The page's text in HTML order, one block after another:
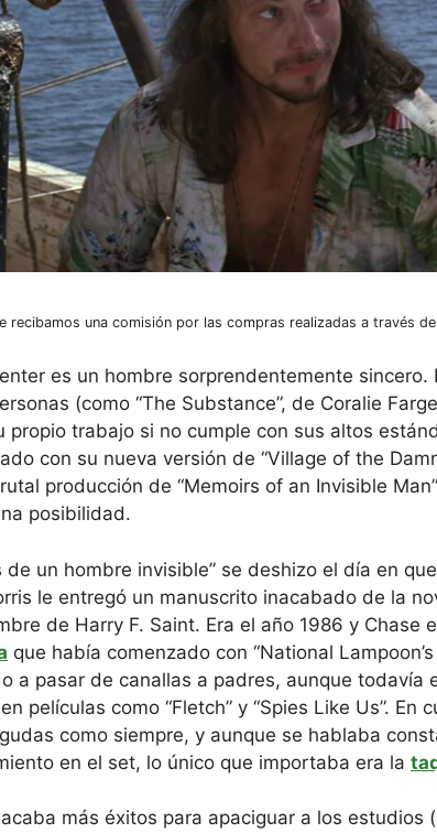
recibamos una comisión por las compras realizadas a través
es un hombre sorprendentemente
(como “The Substance”, de Coralie
propio trabajo si no cumple con sus altos
con su nueva versión de “Village of the
producción de “Memoirs of an Invisible
posibilidad.
de un hombre invisible” se deshizo el día en
le entregó un manuscrito inacabado de la
de Harry F. Saint. Era el año 1986 y Chase
que había comenzado con “National
a pasar de canallas a padres, aunque todavía
películas como “Fletch” y “Spies Like Us”.
como siempre, y aunque se hablaba
en el set, lo único que importaba era la
más éxitos para apaciguar a los estudios